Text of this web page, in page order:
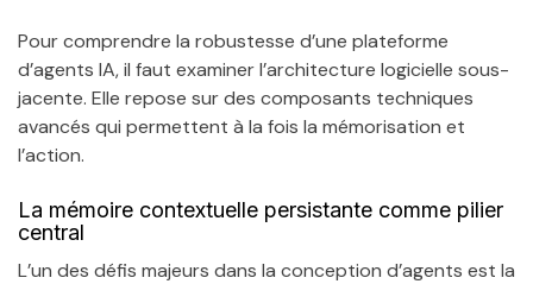
Pour comprendre la robustesse d’une plateforme
d’agents IA, il faut examiner l’architecture logicielle sous-
jacente. Elle repose sur des composants techniques
avancés qui permettent à la fois la mémorisation et
l’action.
La mémoire contextuelle persistante comme pilier
central
L’un des défis majeurs dans la conception d’agents est la